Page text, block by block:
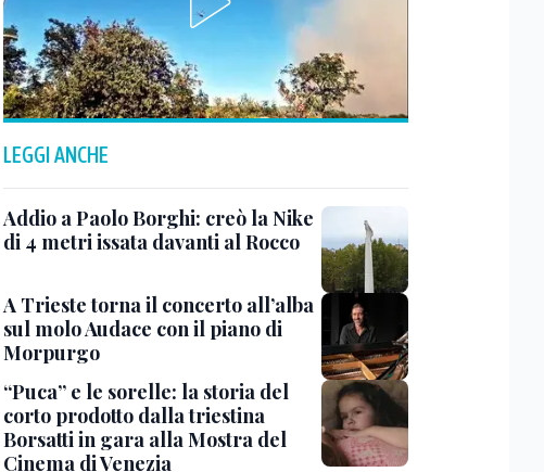
LEGGI ANCHE
Addio a Paolo Borghi: creò la Nike
di 4 metri issata davanti al Rocco
A Trieste torna il concerto all’alba
sul molo Audace con il piano di
Morpurgo
“Puca” e le sorelle: la storia del
corto prodotto dalla triestina
Borsatti in gara alla Mostra del
Cinema di Venezia